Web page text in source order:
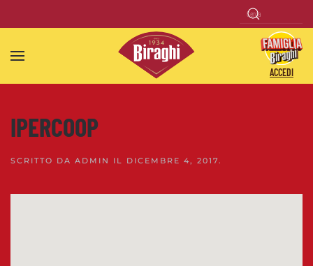
Skip to main content
ACCEDI
IPERCOOP
SCRITTO DA ADMIN IL DICEMBRE 4, 2017.